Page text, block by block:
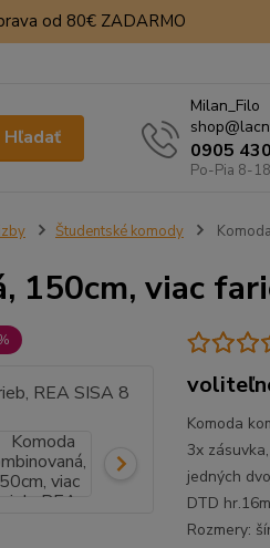
od 80€ ZADARMO
Hľadať
Milan_Filo
0905
Po-Pia 8-
Študentské komody
150cm, viac
Komoda
3x
jedných
DTD
Rozmery: